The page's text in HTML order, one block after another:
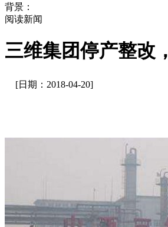
背景：
阅读新闻
三维集团停产整改
[日期：2018-04-20]